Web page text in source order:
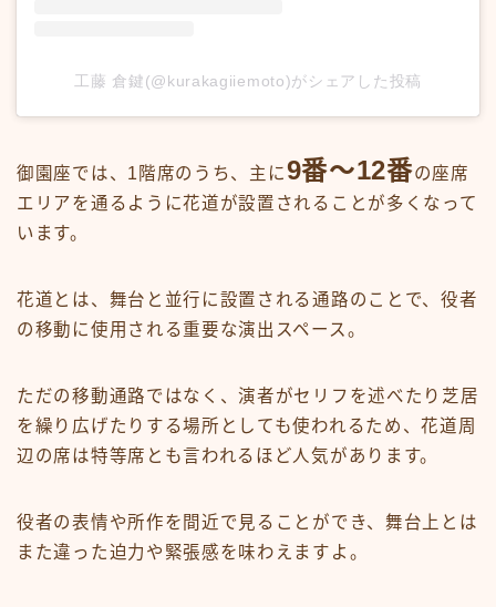
工藤 倉鍵(@kurakagiiemoto)がシェアした投稿
御園座では、1階席のうち、主に9番〜12番の座席
エリアを通るように花道が設置されることが多くなって
います。
花道とは、舞台と並行に設置される通路のことで、役者
の移動に使用される重要な演出スペース。
ただの移動通路ではなく、演者がセリフを述べたり芝居
を繰り広げたりする場所としても使われるため、花道周
辺の席は特等席とも言われるほど人気があります。
役者の表情や所作を間近で見ることができ、舞台上とは
また違った迫力や緊張感を味わえますよ。